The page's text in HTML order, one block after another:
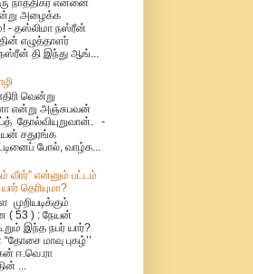
அழைக்க
- தஸ்லிமா நஸ்ரீன்
எழுத்தாளர்
தி இந்து ஆங்...
வென்று
என்று அஞ்சுபவன்
தோல்வியுறுவான். -
சதுரங்க
போல், வாழ்க...
வீரர்” என்னும் பட்டம்
தெரியுமா?
( 53 ) : நேயன்
இந்த நபர் யார்?
மாவு புகழ்’’
ஈ.வெ.ரா
...